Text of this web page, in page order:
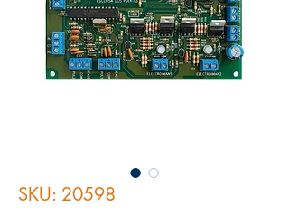
SKU: 20598